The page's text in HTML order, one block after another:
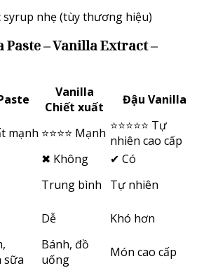
nhẹ (tùy thương hiệu)
Paste – Vanilla Extract –
Vanilla
Chiết xuất
Đậu Vanilla
mạnh ⭐⭐⭐⭐ Mạnh ⭐⭐⭐⭐⭐ Tự
nhiên cao cấp
✖ Không
✔ Có
Trung bình
Tự nhiên
Dễ
Khó hơn
sữa
Bánh, đồ
uống
Món cao cấp